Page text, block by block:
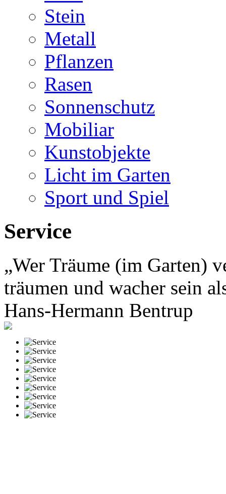
Stein
Metall
Pflanzen
Rasen
Sonnenschutz
Mobiliar
Kunstobjekte
Licht im Garten
Sport und Spiel
Service
„Wer Träume (im Garten)
träumen und wacher sein
Hans-Hermann Bentrup